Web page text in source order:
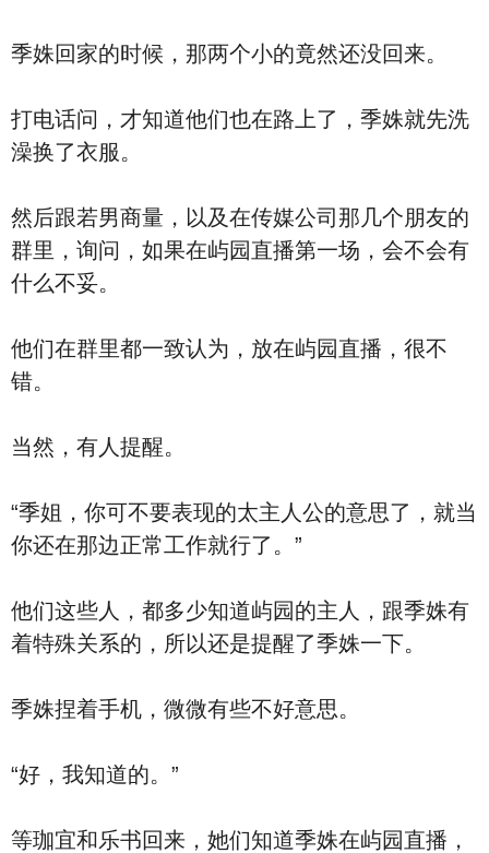
季姝回家的时候，那两个小的竟然还没回来。
打电话问，才知道他们也在路上了，季姝就先洗
澡换了衣服。
然后跟若男商量，以及在传媒公司那几个朋友的
群里，询问，如果在屿园直播第一场，会不会有
什么不妥。
他们在群里都一致认为，放在屿园直播，很不
错。
当然，有人提醒。
“季姐，你可不要表现的太主人公的意思了，就当
你还在那边正常工作就行了。”
他们这些人，都多少知道屿园的主人，跟季姝有
着特殊关系的，所以还是提醒了季姝一下。
季姝捏着手机，微微有些不好意思。
“好，我知道的。”
等珈宜和乐书回来，她们知道季姝在屿园直播，